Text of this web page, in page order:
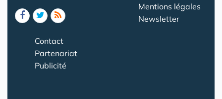
Mentions légales
Newsletter
Contact
Partenariat
Publicité